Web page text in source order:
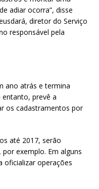
adiar ocorra”, disse
diretor do Serviço
responsável pela
ano atrás e termina
prevê a
os cadastramentos por
até 2017, serão
exemplo. Em alguns
oficializar operações